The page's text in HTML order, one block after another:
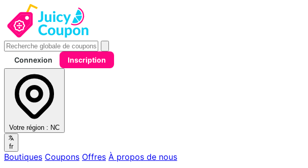
Connexion Inscription
Votre région : NC
fr
Boutiques Coupons Offres À propos de nous